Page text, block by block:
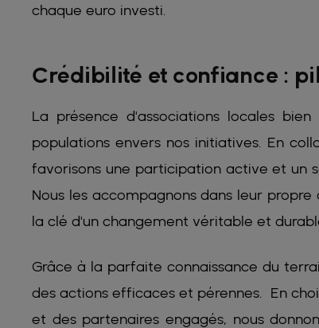
chaque euro investi.
Crédibilité et confiance :
La présence d'associations locales
populations envers nos initiatives. En
favorisons une participation active et un
Nous les accompagnons dans leur
la clé d'un changement véritable et
Grâce à la parfaite connaissance du
des actions efficaces et pérennes. En
et des partenaires engagés, nous